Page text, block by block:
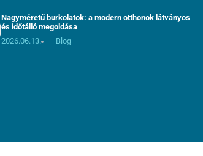
Nagyméretű burkolatok: a modern otthonok látványos
és időtálló megoldása
2026.06.13.
Blog